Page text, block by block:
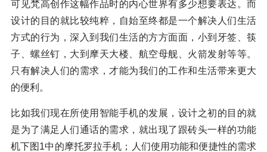
可见梵高创作这幅作品时的内心世界有多少想要表达。而
设计的目的就比较纯粹，自始至终都是一个解决人们生活
方式的行为，深入到我们生活的方方面面，小到牙签、筷
子、螺丝钉，大到摩天大楼、航空母舰、火箭发射等等。
只有解决人们的需求，才能为我们的工作和生活带来更大
的便利。
比如我们现在所使用智能手机的发展，设计之初的目的就
是为了满足人们通话的需求，就出现了跟砖头一样的功能
机下图1中的摩托罗拉手机；人们使用功能和便捷性的需求